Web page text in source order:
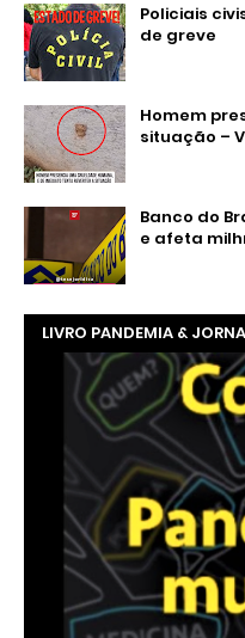
Policiais
de greve
Homem
situação –
Banco do
e afeta
LIVRO PANDEMIA &